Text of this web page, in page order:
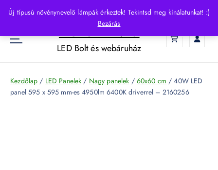
Új típusú növénynevelő lámpák érkeztek! Tekintsd meg kínálatunkat! :)
Bezárás
p
o
HelloLED.hu
LED Bolt és webáruház
Kezdőlap / LED Panelek / Nagy panelek / 60x60 cm / 40W LED
panel 595 x 595 mm-es 4950lm 6400K driverrel – 2160256